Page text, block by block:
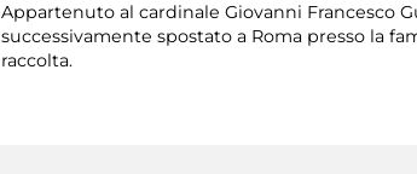
Appartenuto al cardinale Giovanni Francesco
successivamente spostato a Roma presso la
raccolta.